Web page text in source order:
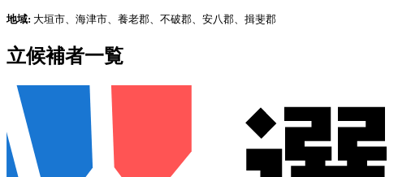
地域: 大垣市、海津市、養老郡、不破郡、安八郡、揖斐郡
立候補者一覧